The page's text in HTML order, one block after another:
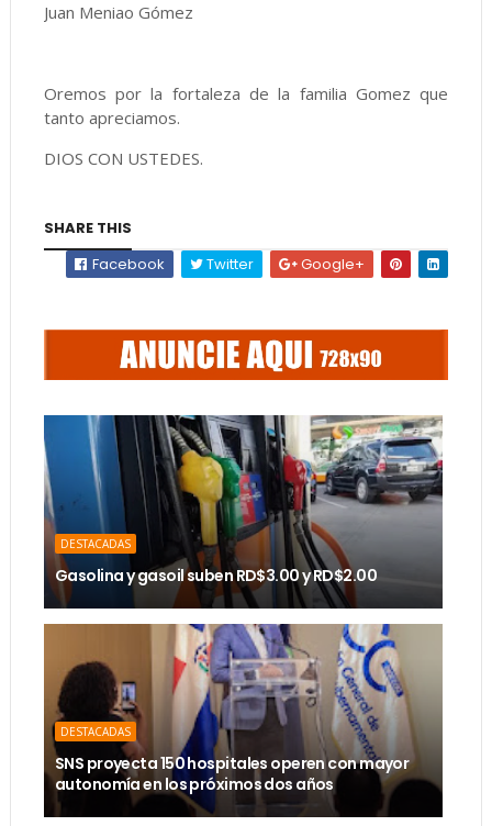
Juan Meniao Gómez
Oremos por la fortaleza de la familia Gomez que
tanto apreciamos.
DIOS CON USTEDES.
SHARE THIS
Facebook
Twitter Google+
DESTACADAS
Gasolina y gasoil suben RD$3.00 y RD$2.00
DESTACADAS
SNS proyecta 150 hospitales operen con mayor
autonomía en los próximos dos años